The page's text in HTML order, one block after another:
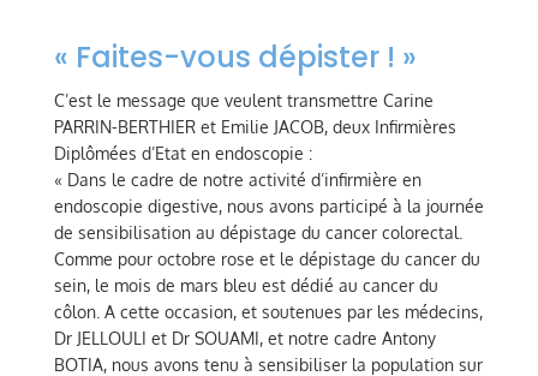
« Faites-vous dépister ! »
C’est le message que veulent transmettre Carine
PARRIN-BERTHIER et Emilie JACOB, deux Infirmières
Diplômées d’Etat en endoscopie :
« Dans le cadre de notre activité d’infirmière en
endoscopie digestive, nous avons participé à la journée
de sensibilisation au dépistage du cancer colorectal.
Comme pour octobre rose et le dépistage du cancer du
sein, le mois de mars bleu est dédié au cancer du
côlon. A cette occasion, et soutenues par les médecins,
Dr JELLOULI et Dr SOUAMI, et notre cadre Antony
BOTIA, nous avons tenu à sensibiliser la population sur